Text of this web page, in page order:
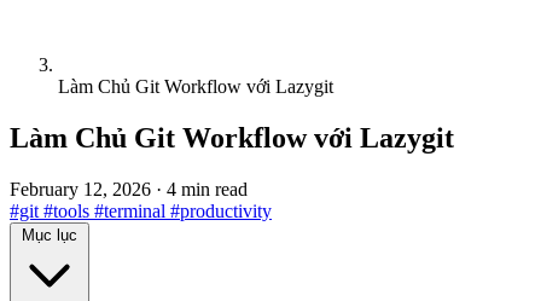
Làm Chủ Git Workflow với Lazygit
Làm Chủ Git Workflow với Lazygit
February 12, 2026 · 4 min read
#git #tools #terminal #productivity
Mục lục